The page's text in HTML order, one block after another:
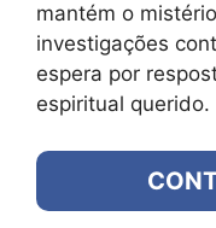
mantém o
investigações
espera por
espiritual querido.